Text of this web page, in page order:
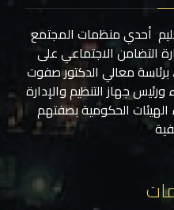
أحدي منظمات المجتمع
التضامن الاجتماعي على
معالي الدكتور صفوت
جهاز التنظيم والإدارة
الحكومية بصفتهم